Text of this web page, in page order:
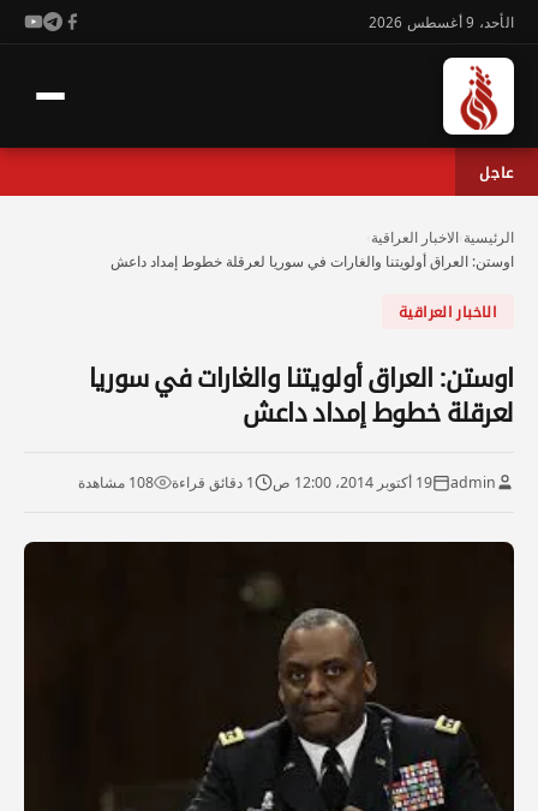
الأحد، 9 أغسطس 2026
عاجل
الرئيسية الاخبار العراقية
اوستن: العراق أولويتنا والغارات في سوريا لعرقلة خطوط إمداد داعش
الاخبار العراقية
اوستن: العراق أولويتنا والغارات في سوريا
لعرقلة خطوط إمداد داعش
admin 19 أكتوبر 2014، 12:00 ص 1 دقائق قراءة 108 مشاهدة